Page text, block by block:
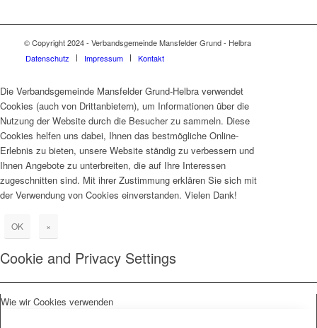
© Copyright 2024 - Verbandsgemeinde Mansfelder Grund - Helbra
Datenschutz
Impressum Kontakt
Die Verbandsgemeinde Mansfelder Grund-Helbra verwendet
Cookies (auch von Drittanbietern), um Informationen über die
Nutzung der Website durch die Besucher zu sammeln. Diese
Cookies helfen uns dabei, Ihnen das bestmögliche Online-
Erlebnis zu bieten, unsere Website ständig zu verbessern und
Ihnen Angebote zu unterbreiten, die auf Ihre Interessen
zugeschnitten sind. Mit ihrer Zustimmung erklären Sie sich mit
der Verwendung von Cookies einverstanden. Vielen Dank!
OK ×
Cookie and Privacy Settings
Wie wir Cookies verwenden